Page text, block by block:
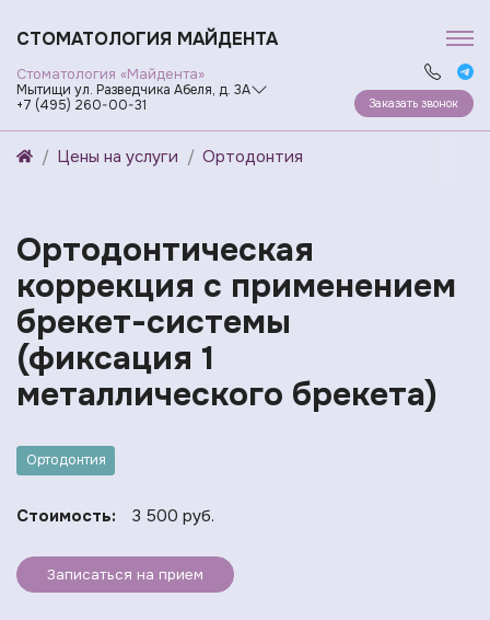
СТОМАТОЛОГИЯ МАЙДЕНТА
Стоматология «Майдента»
Мытищи ул. Разведчика Абеля, д. 3А
+7 (495) 260-00-31
Заказать звонок
Цены на услуги Ортодонтия
Ортодонтическая
коррекция с применением
брекет-системы
(фиксация 1
металлического брекета)
Ортодонтия
Стоимость: 3 500 руб.
Записаться на прием